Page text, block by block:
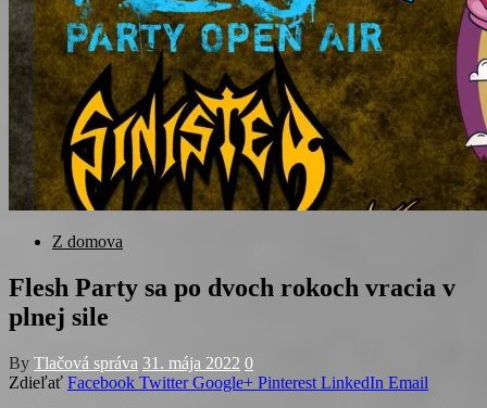
Z domova
Flesh Party sa po dvoch rokoch vracia v
plnej sile
By Tlačová správa 31. mája 2022 0
Zdieľať Facebook Twitter Google+ Pinterest LinkedIn Email